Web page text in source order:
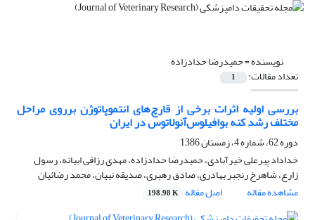
نویسنده =حمیدرضا حدادزاده
تعداد مقالات: 1
بررسی اولیه اثرات برخی از قارچ‌های انتموپاتوژن برروی مراحل
مختلف رشد کنه بوافیلوس‌آنولاتوس در ایران
دوره 62، شماره 4، زمستان 1386
خداداد پیرعلی خیرآبادی، حمیدرضا حدادزاده، مهدی رزاقی ابیانه، رسول
زارع، شاهرخ رنجبر بهادری، صادق رهبری، صدیقه نبیان، محمد رضائیان
مشاهده مقاله
اصل مقاله 198.98 K